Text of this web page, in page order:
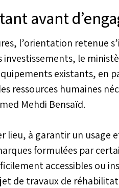
avant
l’orientation retenue
le
existants, en
ressources humaines
Mehdi Bensaïd.
lieu, à garantir un
formulées par
accessibles ou
de travaux de